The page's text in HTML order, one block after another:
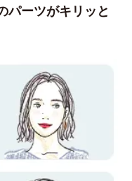
パーツがキリッと